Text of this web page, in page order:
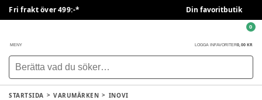
Fri frakt över 499:-* Din favoritbutik
MENY LOGGA IN FAVORITER0,00 KR
0
STARTSIDA VARUMÄRKEN INOVI